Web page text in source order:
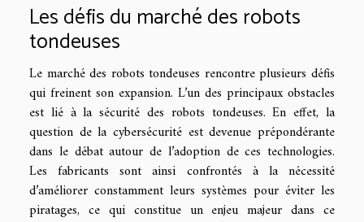
Les défis du marché des robots
tondeuses
Le marché des robots tondeuses rencontre plusieurs défis
qui freinent son expansion. L’un des principaux obstacles
est lié à la sécurité des robots tondeuses. En effet, la
question de la cybersécurité est devenue prépondérante
dans le débat autour de l’adoption de ces technologies.
Les fabricants sont ainsi confrontés à la nécessité
d’améliorer constamment leurs systèmes pour éviter les
piratages, ce qui constitue un enjeu majeur dans ce